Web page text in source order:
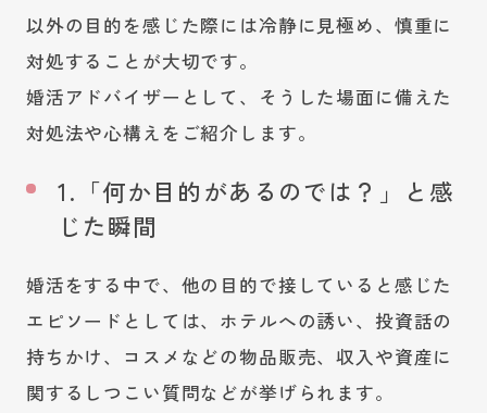
以外の目的を感じた際には冷静に見極め、慎重に
対処することが大切です。
婚活アドバイザーとして、そうした場面に備えた
対処法や心構えをご紹介します。
1.「何か目的があるのでは？」と感
じた瞬間
婚活をする中で、他の目的で接していると感じた
エピソードとしては、ホテルへの誘い、投資話の
持ちかけ、コスメなどの物品販売、収入や資産に
関するしつこい質問などが挙げられます。